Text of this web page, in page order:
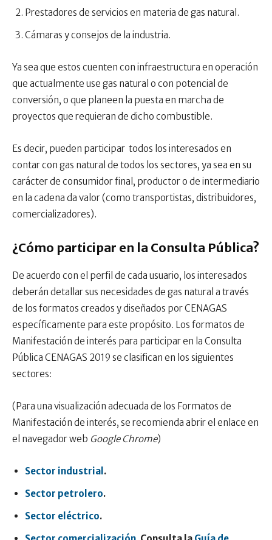
Prestadores de servicios en materia de gas natural.
Cámaras y consejos de la industria.
Ya sea que estos cuenten con infraestructura en operación
que actualmente use gas natural o con potencial de
conversión, o que planeen la puesta en marcha de
proyectos que requieran de dicho combustible.
Es decir, pueden participar todos los interesados en
contar con gas natural de todos los sectores, ya sea en su
carácter de consumidor final, productor o de intermediario
en la cadena da valor (como transportistas, distribuidores,
comercializadores).
¿Cómo participar en la Consulta Pública?
De acuerdo con el perfil de cada usuario, los interesados
deberán detallar sus necesidades de gas natural a través
de los formatos creados y diseñados por CENAGAS
específicamente para este propósito. Los formatos de
Manifestación de interés para participar en la Consulta
Pública CENAGAS 2019 se clasifican en los siguientes
sectores:
(Para una visualización adecuada de los Formatos de
Manifestación de interés, se recomienda abrir el enlace en
el navegador web Google Chrome)
Sector industrial .
Sector petrolero.
Sector eléctrico.